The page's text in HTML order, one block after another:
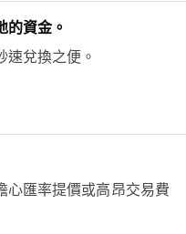
的資金。
兌換之便。
心匯率提價或高昂交易費